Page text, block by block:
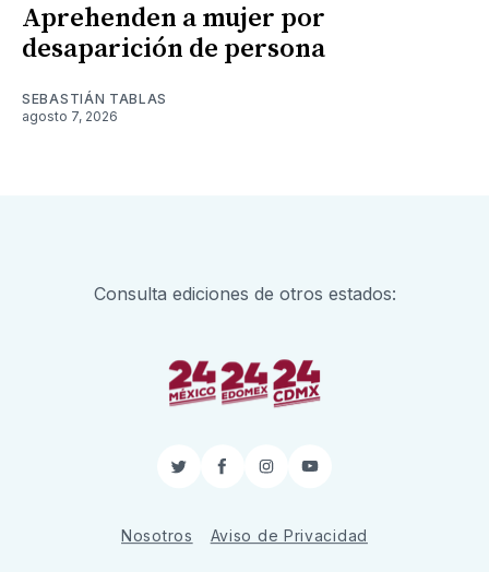
Aprehenden a mujer por
desaparición de persona
SEBASTIÁN TABLAS
agosto 7, 2026
Consulta ediciones de otros estados:
TwitterFacebook
InstagramYouTube
Nosotros Aviso de Privacidad